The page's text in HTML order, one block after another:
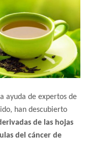
ayuda de expertos de
han descubierto
de las hojas
del cáncer de